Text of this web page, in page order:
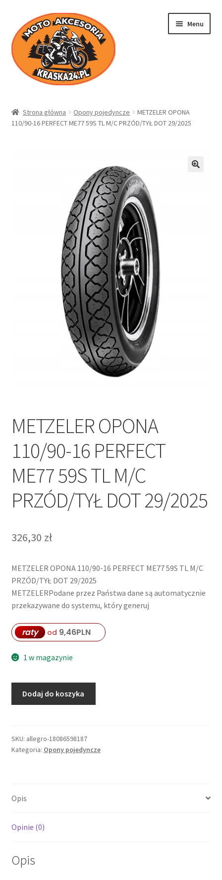
Przejdź
do
nawigacji
Przejdź
do
treści
Menu
Sklep
Polityka prywatności
Strona główna Opony pojedyncze
METZELER OPONA
110/90-16 PERFECT ME77 59S TL M/C PRZÓD/TYŁ DOT 29/2025
METZELER OPONA
110/90-16 PERFECT
ME77 59S TL M/C
PRZÓD/TYŁ DOT 29/2025
326,30 zł
METZELER OPONA 110/90-16 PERFECT ME77 59S TL M/C
PRZÓD/TYŁ DOT 29/2025
METZELERPodane przez Państwa dane są automatycznie
przekazywane do systemu, który generuj
raty od 9,46PLN
1 w magazynie
METZELER
16
PERFECT
M/C
DOT
Dodaj do koszyka
SKU: allegro-18086598187
Kategoria: Opony pojedyncze
Opis
Opinie (0)
Opis